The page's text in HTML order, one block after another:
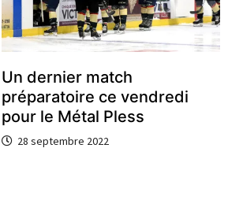
Un dernier match
préparatoire ce vendredi
pour le Métal Pless
28 septembre 2022